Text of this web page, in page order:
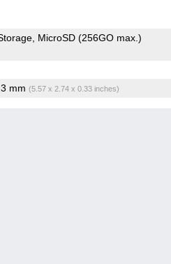
MicroSD (256GO max.)
mm (5.57 x 2.74 x 0.33 inches)